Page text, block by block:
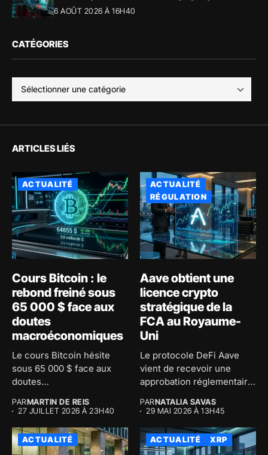
6 AOÛT 2026 À 16H40
CATÉGORIES
ARTICLES LIÉS
ACTUALITÉ
Cours Bitcoin : le
rebond freiné sous
65 000 $ face aux
doutes
macroéconomiques
Le cours Bitcoin hésite
sous 65 000 $ face aux
doutes
PARMARTIN DE REIS
27 JUILLET 2026 À 23H40
ACTUALITÉ
RÉGULATION
Aave obtient une
licence crypto
stratégique de la
FCA au Royaume-
Uni
Le protocole DeFi Aave
vient de recevoir une
approbation réglementaire
PARNATALIA SAVAS
29 MAI 2026 À 13H45
ACTUALITÉ ACTUALITÉ XRP